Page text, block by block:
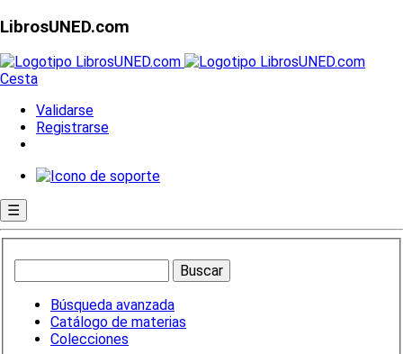
LibrosUNED.com
Cesta
Validarse
Registrarse
☰
Búsqueda avanzada
Catálogo de materias
Colecciones